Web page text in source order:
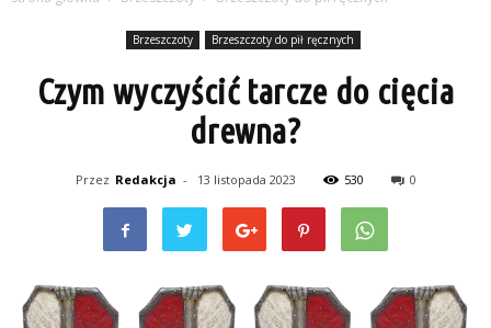
Brzeszczoty Brzeszczoty do pił ręcznych
Czym wyczyścić tarcze do cięcia
drewna?
Przez Redakcja - 13 listopada 2023 530 0